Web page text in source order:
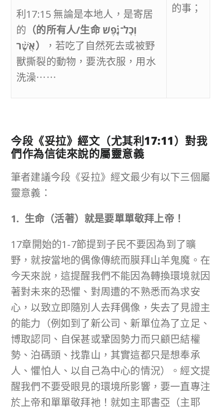
利17:15 無論是本地人，是寄居
的 （的所有人/生命וְכָל־נֶ֗פֶשׁ
אֲשֶׁ֨ר）
，若吃了自然死去或被野
獸撕裂的動物，要洗衣服，用水
洗澡⋯⋯
的事；
今段《妥拉》經文（尤其利17:11）對我
們作為信徒來說的屬靈意義
筆者建議今段《妥拉》經文最少有以下三個屬
靈意義：
1. 生命（活著）就是要單單敬拜上帝！
17章開始的1-7節提到子民不要因為到了曠
野，就按當地的偶像傳統而膜拜山羊鬼魔。在
今天來說，這提醒我們不能因為轉換環境就因
著對未來的恐懼、對周遭的不熟悉而為求安
心，以致立即隨別人去拜偶像，失去了見證主
的能力（例如到了新公司、新單位為了立足、
博取認同、自保甚或鞏固勢力而只顧巴結權
勢、泊碼頭、找靠山，其實這都只是想奉承
人、懼怕人、以自己為中心的情況）。經文提
醒我們不要受眼見的環境所影響，要一直專注
於上帝和單單敬拜祂！就如主耶書亞（主耶